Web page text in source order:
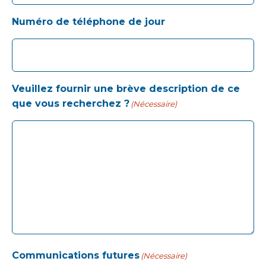
Numéro de téléphone de jour
Veuillez fournir une brève description de ce
que vous recherchez ?(Nécessaire)
Communications futures(Nécessaire)